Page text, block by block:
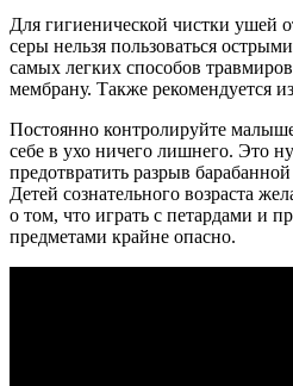
Для гигиенической чистки ушей
серы нельзя пользоваться
самых легких способов
мембрану. Также рекомендуется
Постоянно контролируйте
себе в ухо ничего лишнего. Это
предотвратить разрыв
Детей сознательного возраста
о том, что играть с петардами и
предметами крайне опасно.